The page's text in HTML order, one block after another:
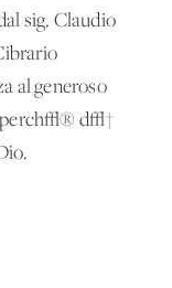
sig. Claudio
al generoso
perch√® d√†